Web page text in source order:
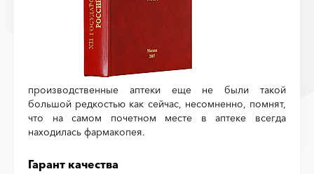
производственные аптеки еще не были такой
большой редкостью как сейчас, несомненно, помнят,
что на самом почетном месте в аптеке всегда
находилась фармакопея.
Гарант качества